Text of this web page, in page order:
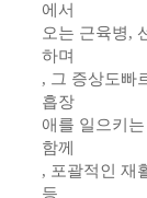
에서
오는 근육병,
하며
, 그 증상도빠
흡장
애를 일으키
함께
, 포괄적인 재
등